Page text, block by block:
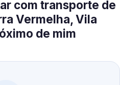
com transporte de
Vermelha, Vila
de mim